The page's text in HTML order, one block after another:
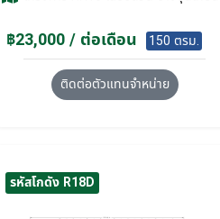
฿23,000 / ต่อเดือน 150 ตรม.
ติดต่อตัวแทนจำหน่าย
รหัสโกดัง R18D